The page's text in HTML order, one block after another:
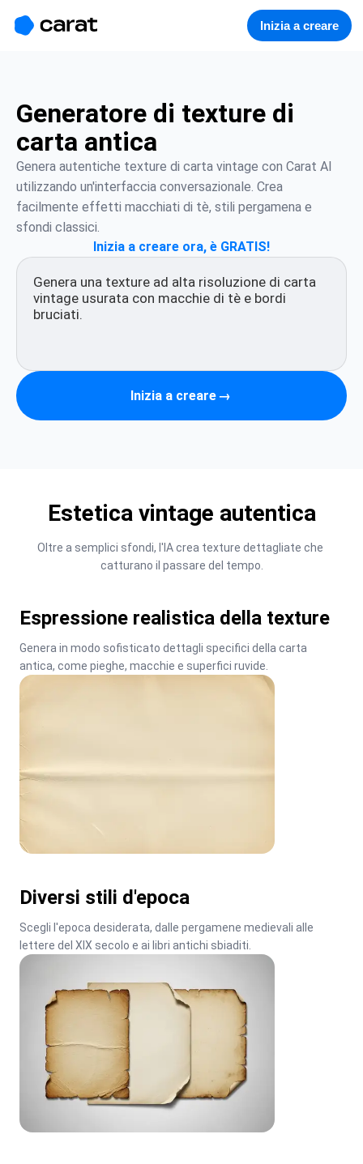
Inizia a creare
Generatore di texture di
carta antica
Genera autentiche texture di carta vintage con Carat AI
utilizzando un'interfaccia conversazionale. Crea
facilmente effetti macchiati di tè, stili pergamena e
sfondi classici.
Inizia a creare ora, è GRATIS!
Inizia a creare →
Estetica vintage autentica
Oltre a semplici sfondi, l'IA crea texture dettagliate che
catturano il passare del tempo.
Espressione realistica della texture
Genera in modo sofisticato dettagli specifici della carta
antica, come pieghe, macchie e superfici ruvide.
Diversi stili d'epoca
Scegli l'epoca desiderata, dalle pergamene medievali alle
lettere del XIX secolo e ai libri antichi sbiaditi.